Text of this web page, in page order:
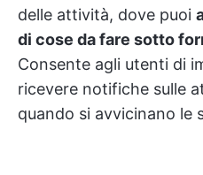
delle attività, dove puoi
di cose da fare sotto
Consente agli utenti di
ricevere notifiche sulle
quando si avvicinano le